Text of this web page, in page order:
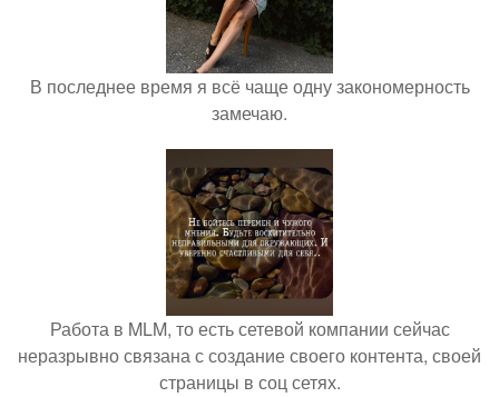
В последнее время я всё чаще одну закономерность
замечаю.
Работа в MLM, то есть сетевой компании сейчас
неразрывно связана с создание своего контента, своей
страницы в соц сетях.